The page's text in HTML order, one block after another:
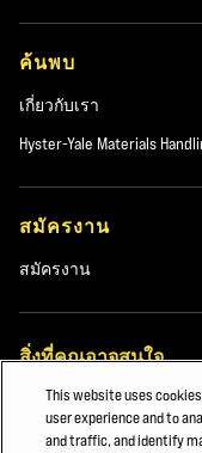
ค้นพบ
เกี่ยวกับเรา
Hyster-Yale Materials
สมัครงาน
สมัครงาน
สิ่งที่คุณอาจสนใจ
การกระจายสินค้าอาหา
This website uses
user experience and to
and traffic, and identify